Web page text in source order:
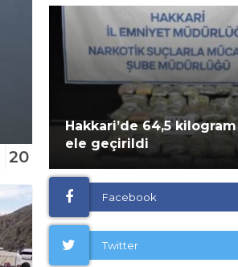
Hakkâri’de
Ulusal Eylem
20
Hakkari’de 64,5
ele geçirildi
Facebook
Twitter